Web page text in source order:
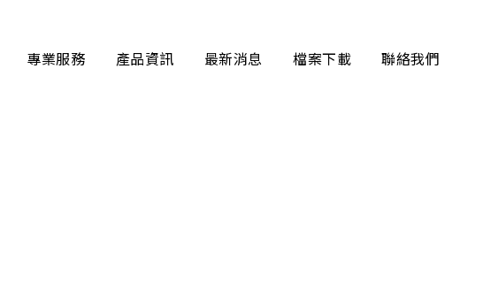
專業服務 產品資訊 最新消息 檔案下載 聯絡我們